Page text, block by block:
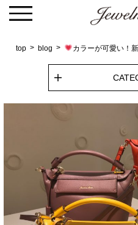
top blog カラーが可愛い！